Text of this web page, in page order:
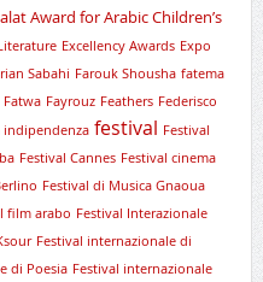
Award for Arabic Children’s
Excellency Awards Expo
Sabahi Farouk Shousha fatema
Fatwa Fayrouz Feathers Federisco
indipendenza festival Festival
Festival Cannes Festival cinema
Festival di Musica Gnaoua
film arabo Festival Interazionale
Festival internazionale di
di Poesia Festival internazionale